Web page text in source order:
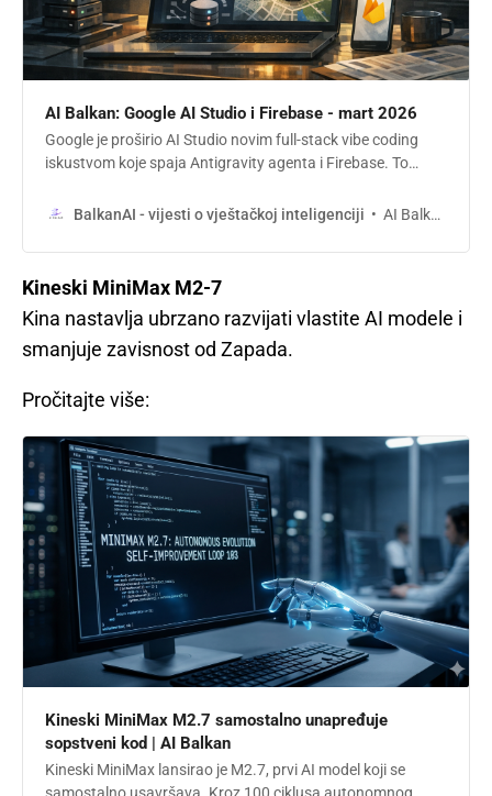
AI Balkan: Google AI Studio i Firebase - mart 2026
Google je proširio AI Studio novim full-stack vibe coding
iskustvom koje spaja Antigravity agenta i Firebase. To
korisnika i integracijama iz jednog okruženja, uz jači fokus
BalkanAI - vijesti o vještačkoj inteligenciji AI Balkan
Kineski MiniMax M2-7
Kina nastavlja ubrzano razvijati vlastite AI modele i
smanjuje zavisnost od Zapada.
Pročitajte više:
Kineski MiniMax M2.7 samostalno unapređuje
sopstveni kod | AI Balkan
Kineski MiniMax lansirao je M2.7, prvi AI model koji se